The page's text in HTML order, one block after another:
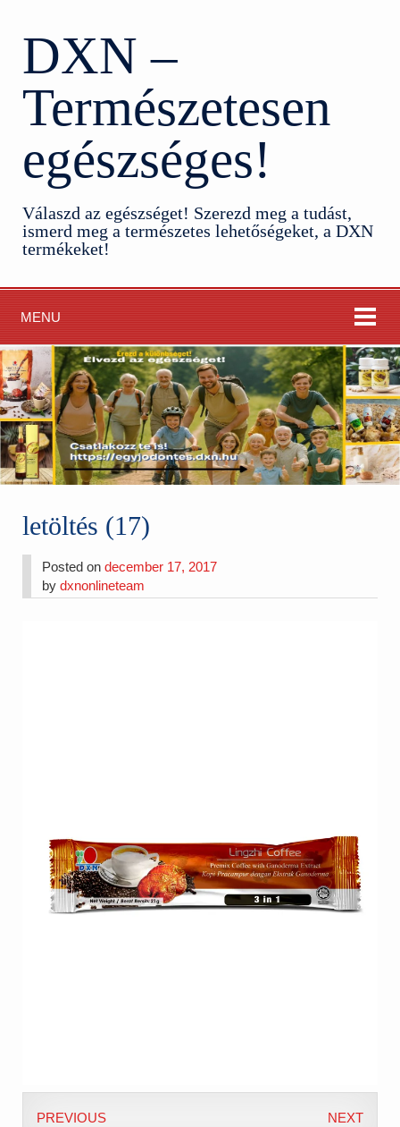
DXN –
Természetesen
egészséges!
Válaszd az egészséget! Szerezd meg a tudást,
ismerd meg a természetes lehetőségeket, a DXN
termékeket!
MENU
letöltés (17)
Posted ondecember 17, 2017
bydxnonlineteam
PREVIOUS NEXT